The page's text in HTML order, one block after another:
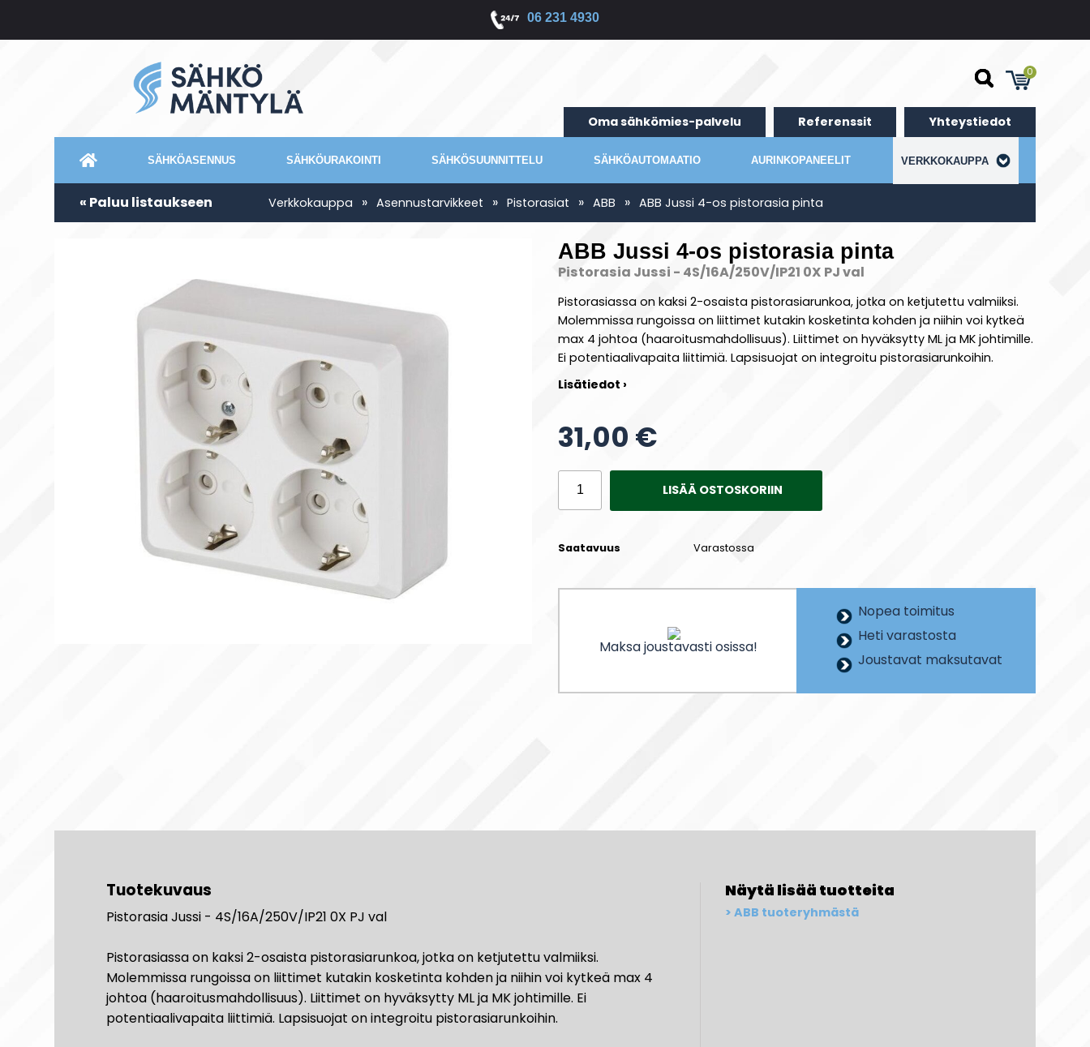
06 231 4930
0
Oma sähkömies-palvelu Referenssit Yhteystiedot
SÄHKÖASENNUS SÄHKÖURAKOINTI SÄHKÖSUUNNITTELU SÄHKÖAUTOMAATIO AURINKOPANEELIT VERKKOKAUPPA
« Paluu listaukseen Verkkokauppa » Asennustarvikkeet » Pistorasiat » ABB » ABB Jussi 4-os pistorasia pinta
ABB Jussi 4-os pistorasia pinta
Pistorasia Jussi - 4S/16A/250V/IP21 0X PJ val
Pistorasiassa on kaksi 2-osaista pistorasiarunkoa, jotka on ketjutettu valmiiksi.
Molemmissa rungoissa on liittimet kutakin kosketinta kohden ja niihin voi kytkeä
max 4 johtoa (haaroitusmahdollisuus). Liittimet on hyväksytty ML ja MK johtimille.
Ei potentiaalivapaita liittimiä. Lapsisuojat on integroitu pistorasiarunkoihin.
Lisätiedot ›
31,00 €
LISÄÄ OSTOSKORIIN
Saatavuus Varastossa
Maksa joustavasti osissa!
Nopea toimitus
Heti varastosta
Joustavat maksutavat
Tuotekuvaus
Pistorasia Jussi - 4S/16A/250V/IP21 0X PJ val
Pistorasiassa on kaksi 2-osaista pistorasiarunkoa, jotka on ketjutettu valmiiksi.
Molemmissa rungoissa on liittimet kutakin kosketinta kohden ja niihin voi kytkeä max 4
johtoa (haaroitusmahdollisuus). Liittimet on hyväksytty ML ja MK johtimille. Ei
potentiaalivapaita liittimiä. Lapsisuojat on integroitu pistorasiarunkoihin.
Näytä lisää tuotteita
ABB tuoteryhmästä